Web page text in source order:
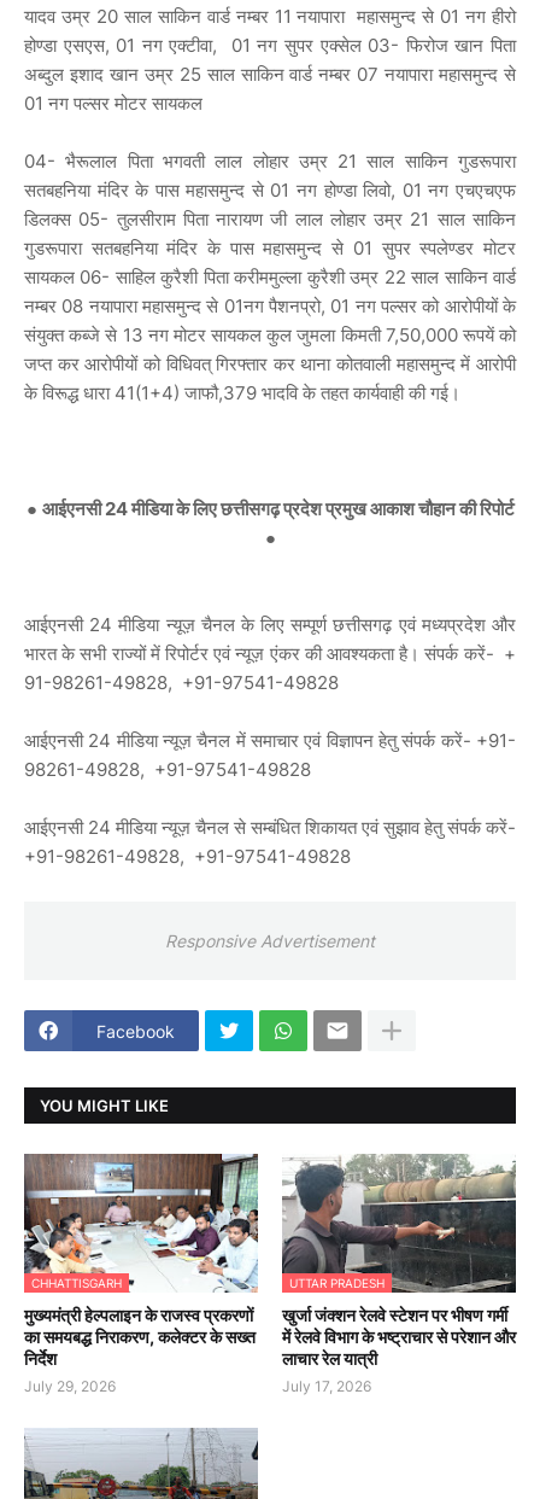
यादव उम्र 20 साल साकिन वार्ड नम्बर 11 नयापारा महासमुन्द से 01 नग हीरो
होण्डा एसएस, 01 नग एक्टीवा, 01 नग सुपर एक्सेल 03- फिरोज खान पिता
अब्दुल इशाद खान उम्र 25 साल साकिन वार्ड नम्बर 07 नयापारा महासमुन्द से
01 नग पल्सर मोटर सायकल
04- भैरूलाल पिता भगवती लाल लोहार उम्र 21 साल साकिन गुडरूपारा
सतबहनिया मंदिर के पास महासमुन्द से 01 नग होण्डा लिवो, 01 नग एचएचएफ
डिलक्स 05- तुलसीराम पिता नारायण जी लाल लोहार उम्र 21 साल साकिन
गुडरूपारा सतबहनिया मंदिर के पास महासमुन्द से 01 सुपर स्पलेण्डर मोटर
सायकल 06- साहिल कुरैशी पिता करीममुल्ला कुरैशी उम्र 22 साल साकिन वार्ड
नम्बर 08 नयापारा महासमुन्द से 01नग पैशनप्रो, 01 नग पल्सर को आरोपीयों के
संयुक्त कब्जे से 13 नग मोटर सायकल कुल जुमला किमती 7,50,000 रूपयें को
जप्त कर आरोपीयों को विधिवत् गिरफ्तार कर थाना कोतवाली महासमुन्द में आरोपी
के विरूद्ध धारा 41(1+4) जाफौ,379 भादवि के तहत कार्यवाही की गई।
● आईएनसी 24 मीडिया के लिए छत्तीसगढ़ प्रदेश प्रमुख आकाश चौहान की रिपोर्ट
●
आईएनसी 24 मीडिया न्यूज़ चैनल के लिए सम्पूर्ण छत्तीसगढ़ एवं मध्यप्रदेश और
भारत के सभी राज्यों में रिपोर्टर एवं न्यूज़ एंकर की आवश्यकता है। संपर्क करें- +
91-98261-49828, +91-97541-49828
आईएनसी 24 मीडिया न्यूज़ चैनल में समाचार एवं विज्ञापन हेतु संपर्क करें- +91-
98261-49828, +91-97541-49828
आईएनसी 24 मीडिया न्यूज़ चैनल से सम्बंधित शिकायत एवं सुझाव हेतु संपर्क करें-
+91-98261-49828, +91-97541-49828
Responsive Advertisement
Facebook
YOU MIGHT LIKE
CHHATTISGARH
मुख्यमंत्री हेल्पलाइन के राजस्व प्रकरणों
का समयबद्ध निराकरण, कलेक्टर के सख्त
निर्देश
July 29, 2026
UTTAR PRADESH
खुर्जा जंक्शन रेलवे स्टेशन पर भीषण गर्मी
में रेलवे विभाग के भष्ट्राचार से परेशान और
लाचार रेल यात्री
July 17, 2026